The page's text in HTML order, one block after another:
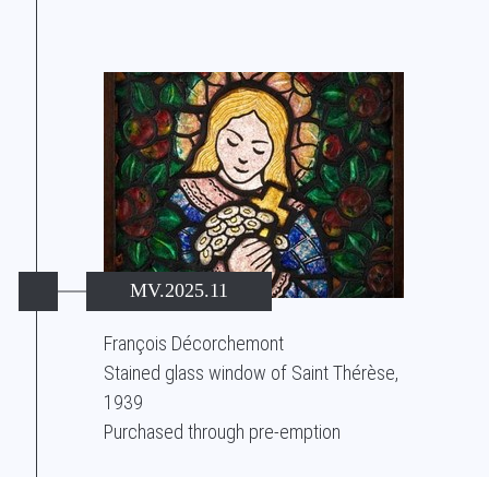
MV.2025.11
François Décorchemont
Stained glass window of Saint Thérèse,
1939
Purchased through pre-emption